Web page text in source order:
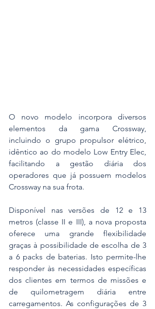
O novo modelo incorpora diversos
elementos da gama Crossway,
incluindo o grupo propulsor elétrico,
idêntico ao do modelo Low Entry Elec,
facilitando a gestão diária dos
operadores que já possuem modelos
Crossway na sua frota.
Disponível nas versões de 12 e 13
metros (classe II e III), a nova proposta
oferece uma grande flexibilidade
graças à possibilidade de escolha de 3
a 6 packs de baterias. Isto permite-lhe
responder às necessidades específicas
dos clientes em termos de missões e
de quilometragem diária entre
carregamentos. As configurações de 3